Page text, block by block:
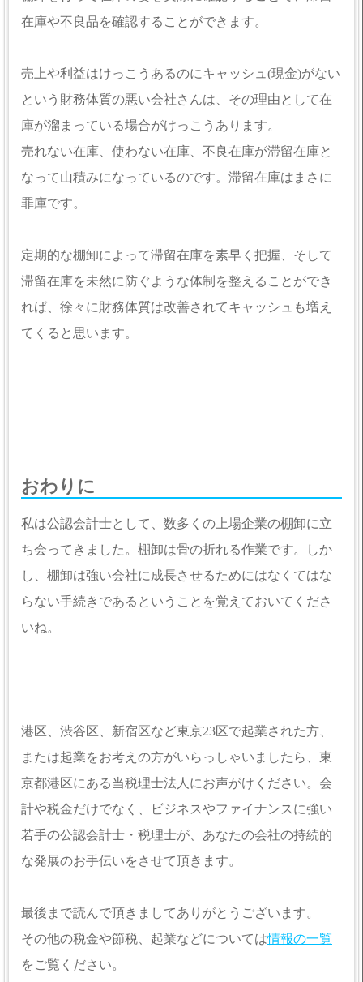
在庫や不良品を確認することができます。
売上や利益はけっこうあるのにキャッシュ(現金)がない
という財務体質の悪い会社さんは、その理由として在
庫が溜まっている場合がけっこうあります。
売れない在庫、使わない在庫、不良在庫が滞留在庫と
なって山積みになっているのです。滞留在庫はまさに
罪庫です。
定期的な棚卸によって滞留在庫を素早く把握、そして
滞留在庫を未然に防ぐような体制を整えることができ
れば、徐々に財務体質は改善されてキャッシュも増え
てくると思います。
おわりに
私は公認会計士として、数多くの上場企業の棚卸に立
ち会ってきました。棚卸は骨の折れる作業です。しか
し、棚卸は強い会社に成長させるためにはなくてはな
らない手続きであるということを覚えておいてくださ
いね。
港区、渋谷区、新宿区など東京23区で起業された方、
または起業をお考えの方がいらっしゃいましたら、東
京都港区にある当税理士法人にお声がけください。会
計や税金だけでなく、ビジネスやファイナンスに強い
若手の公認会計士・税理士が、あなたの会社の持続的
な発展のお手伝いをさせて頂きます。
最後まで読んで頂きましてありがとうございます。
その他の税金や節税、起業などについては情報の一覧
をご覧ください。